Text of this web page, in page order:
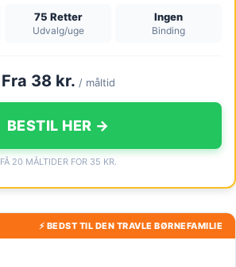
75 Retter
Udvalg/uge
Ingen
Binding
Fra 38 kr. / måltid
BESTIL HER →
FÅ 20 MÅLTIDER FOR 35 KR.
⚡ BEDST TIL DEN TRAVLE BØRNEFAMILIE